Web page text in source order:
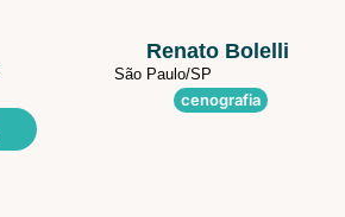
Renato Bolelli
São Paulo/SP
cenografia